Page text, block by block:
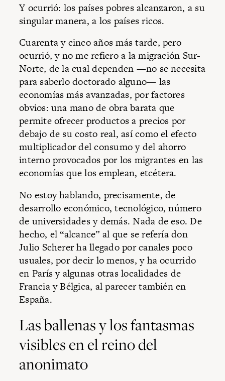
Y ocurrió: los países pobres alcanzaron, a su
singular manera, a los países ricos.
Cuarenta y cinco años más tarde, pero
ocurrió, y no me refiero a la migración Sur-
Norte, de la cual dependen —no se necesita
para saberlo doctorado alguno— las
economías más avanzadas, por factores
obvios: una mano de obra barata que
permite ofrecer productos a precios por
debajo de su costo real, así como el efecto
multiplicador del consumo y del ahorro
interno provocados por los migrantes en las
economías que los emplean, etcétera.
No estoy hablando, precisamente, de
desarrollo económico, tecnológico, número
de universidades y demás. Nada de eso. De
hecho, el “alcance” al que se refería don
Julio Scherer ha llegado por canales poco
usuales, por decir lo menos, y ha ocurrido
en París y algunas otras localidades de
Francia y Bélgica, al parecer también en
España.
Las ballenas y los fantasmas
visibles en el reino del
anonimato